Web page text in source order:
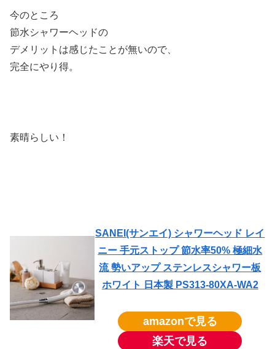
今のところ
節水シャワーヘッドの
デメリットは感じたことが無いので、
完全にやり得。
素晴らしい！
SANEI(サンエイ) シャワーヘッド レイ
ニー 手元ストップ 節水率50% 極細水
流 勢いアップ ステンレスシャワー板
ホワイト 日本製 PS313-80XA-WA2
amazonで見る
楽天で見る